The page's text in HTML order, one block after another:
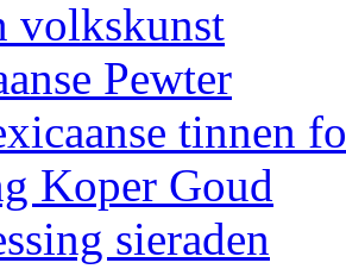
volkskunst
Pewter
tinnen
Koper Goud
sieraden